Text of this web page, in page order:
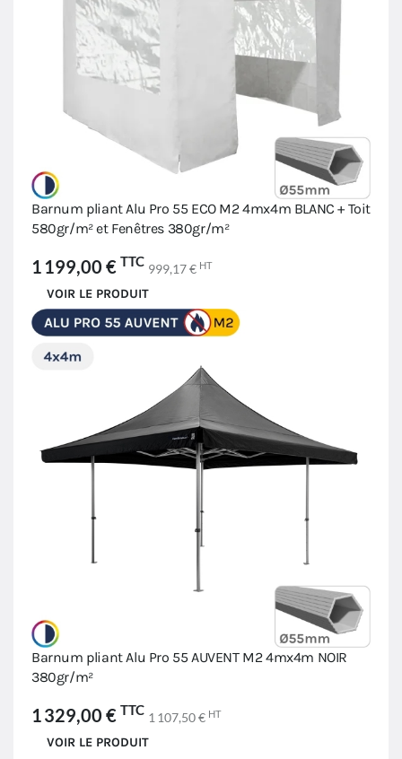
Barnum pliant Alu Pro 55 ECO M2 4mx4m BLANC + Toit
580gr/m² et Fenêtres 380gr/m²
1 199,00 € TTC 999,17 € HT
VOIR LE PRODUIT
Barnum pliant Alu Pro 55 AUVENT M2 4mx4m NOIR
380gr/m²
1 329,00 € TTC 1 107,50 € HT
VOIR LE PRODUIT